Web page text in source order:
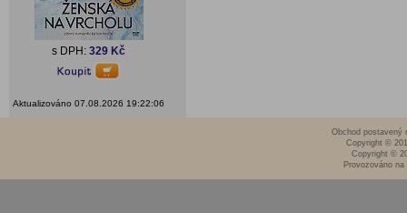
s DPH: 329 Kč
Aktualizováno 07.08.2026 19:22:06
Obchod postavený
Copyright ©
Copyright ©
Provozováno